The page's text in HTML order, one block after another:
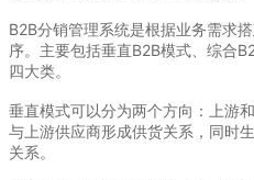
B2B分销管理系统是根据业务需求
序。主要包括垂直B2B模式、综合
四大类。
垂直模式可以分为两个方向：上游
与上游供应商形成供货关系，同时
关系。